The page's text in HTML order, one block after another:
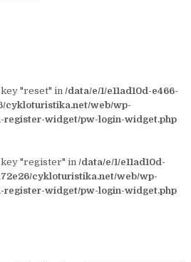
key "reset" in/data/e/1/e11ad10d-e466-
cykloturistika.net/web/wp-
register-widget/pw-login-widget.php
key "register" in/data/e/1/e11ad10d-
cykloturistika.net/web/wp-
register-widget/pw-login-widget.php